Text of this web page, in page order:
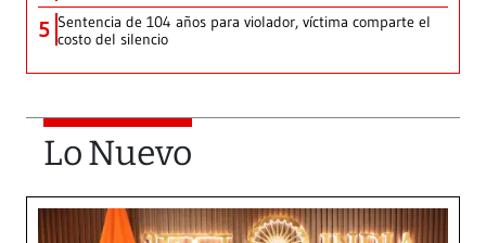
5 Sentencia de 104 años para violador, víctima comparte el
costo del silencio
Lo Nuevo